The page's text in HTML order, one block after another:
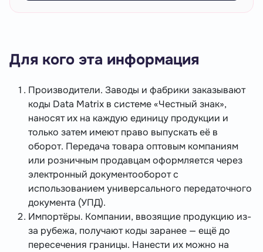
Для кого эта информация
Производители. Заводы и фабрики заказывают
коды Data Matrix в системе «Честный знак»,
наносят их на каждую единицу продукции и
только затем имеют право выпускать её в
оборот. Передача товара оптовым компаниям
или розничным продавцам оформляется через
электронный документооборот с
использованием универсального передаточного
документа (УПД).
Импортёры. Компании, ввозящие продукцию из-
за рубежа, получают коды заранее — ещё до
пересечения границы. Нанести их можно на